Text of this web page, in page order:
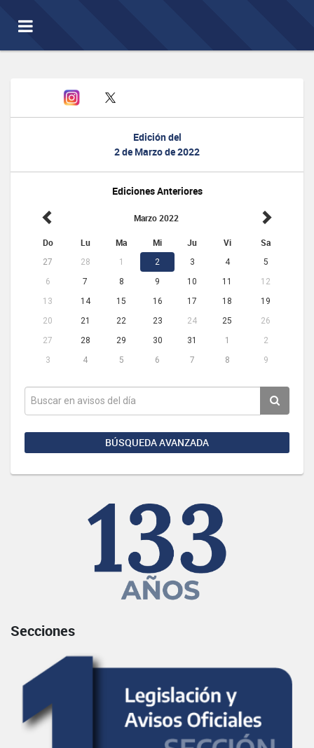
Toggle
navigation
Edición del
2 de Marzo de 2022
Ediciones Anteriores
Marzo 2022
Do Lu Ma Mi Ju Vi Sa
27 28 1 2 3 4
5
6
7 8 9 10 11
12
13
14 15 16 17 18
19
20
21 22 23 24 25
26
27
28 29 30 31 1
2
3
4 5 6 7 8 9
BÚSQUEDA AVANZADA
Secciones